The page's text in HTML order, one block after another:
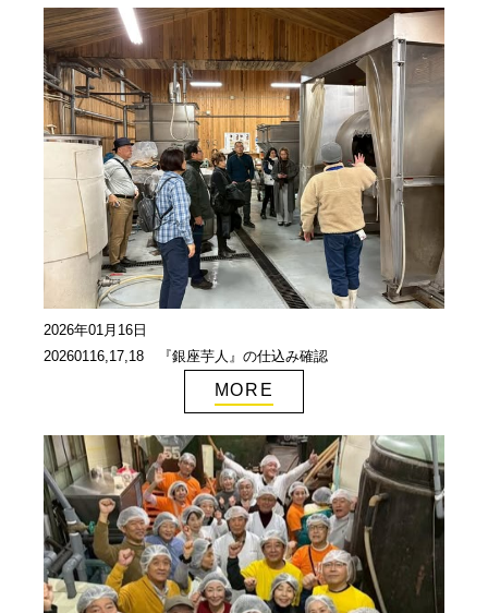
2026年01月16日
20260116,17,18 『銀座芋人』の仕込み確認
MORE
note